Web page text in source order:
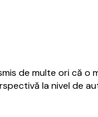
de multe ori că o
la nivel de